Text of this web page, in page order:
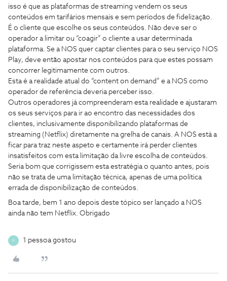
isso é que as plataformas de streaming vendem os seus
conteúdos em tarifários mensais e sem períodos de fidelização.
É o cliente que escolhe os seus conteúdos. Não deve ser o
operador a limitar ou “coagir” o cliente a usar determinada
plataforma. Se a NOS quer captar clientes para o seu serviço NOS
Play, deve então apostar nos conteúdos para que estes possam
concorrer legitimamente com outros.
Esta é a realidade atual do “content on demand” e a NOS como
operador de referência deveria perceber isso.
Outros operadores já compreenderam esta realidade e ajustaram
os seus serviços para ir ao encontro das necessidades dos
clientes, inclusivamente disponibilizando plataformas de
streaming (Netflix) diretamente na grelha de canais. A NOS está a
ficar para traz neste aspeto e certamente irá perder clientes
insatisfeitos com esta limitação da livre escolha de conteúdos.
Seria bom que corrigissem esta estratégia o quanto antes, pois
não se trata de uma limitação técnica, apenas de uma política
errada de disponibilização de conteúdos.
Boa tarde, bem 1 ano depois deste tópico ser lançado a NOS
ainda não tem Netflix. Obrigado
R 1 pessoa gostou